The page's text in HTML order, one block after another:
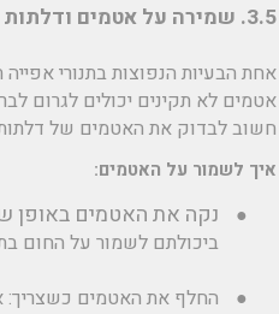
3.5. שמירה על אטמים ודלתות
אחת הבעיות הנפוצות בתנורי
אטמים לא תקינים יכולים לגרום
חשוב לבדוק את האטמים של דלתות
איך לשמור על האטמים:
● נקה את האטמים באופן
ביכולתם לשמור על החום
●
החלף את האטמים כשצריך: